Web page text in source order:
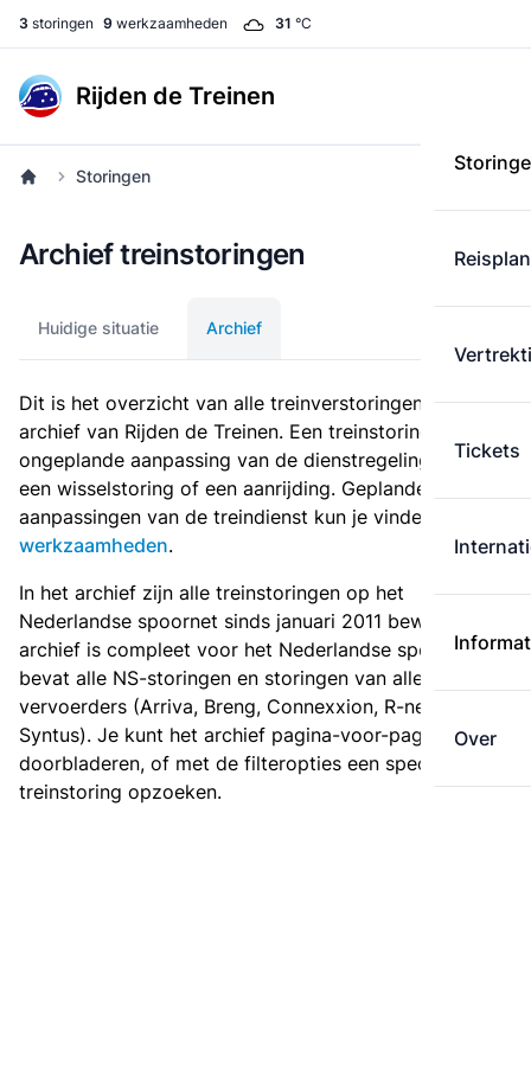
3 storingen 9 werkzaamheden 31 °C
Rijden de Treinen
Tickets
Over
Storingen
Archief treinstoringen
Huidige situatie Archief
Dit is het overzicht van alle treinverstoringen in het
archief van Rijden de Treinen. Een treinstoring is een
ongeplande aanpassing van de dienstregeling, zoals
een wisselstoring of een aanrijding. Geplande
aanpassingen van de treindienst kun je vinden bij de
werkzaamheden.
In het archief zijn alle treinstoringen op het
Nederlandse spoornet sinds januari 2011 bewaard. Het
archief is compleet voor het Nederlandse spoor: het
bevat alle NS-storingen en storingen van alle regionale
vervoerders (Arriva, Breng, Connexxion, R-net en
Syntus). Je kunt het archief pagina-voor-pagina
doorbladeren, of met de filteropties een specifieke
treinstoring opzoeken.